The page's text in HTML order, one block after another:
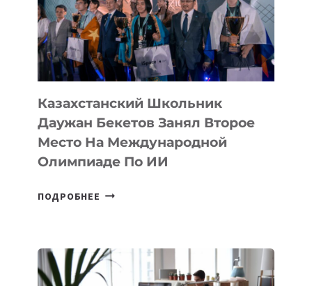
МЕДАЛЬ
НА
МЕЖДУНАРОДНОЙ
ОЛИМПИАДЕ
ПО
ИИ
Казахстанский Школьник
Даужан Бекетов Занял Второе
Место На Международной
Олимпиаде По ИИ
ПОДРОБНЕЕ КАЗАХСТАНСКИЙ
ЗАНЯЛ
ВТОРОЕ